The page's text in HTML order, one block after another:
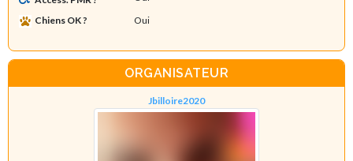
Chiens OK ?
Oui
ORGANISATEUR
Jbilloire2020